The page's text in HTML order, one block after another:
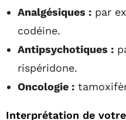
Analgésiques :par
codéine.
Antipsychotiques :
rispéridone.
Oncologie :
Interprétation de